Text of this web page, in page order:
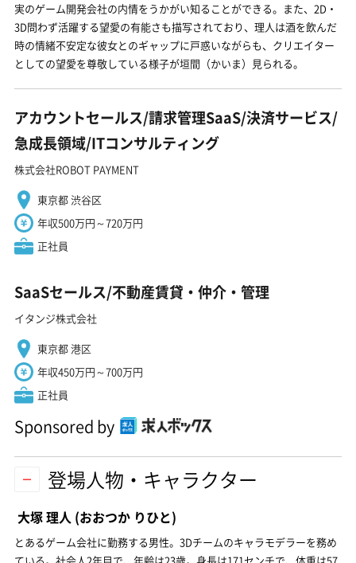
実のゲーム開発会社の内情をうかがい知ることができる。また、2D・
3D問わず活躍する望愛の有能さも描写されており、理人は酒を飲んだ
時の情緒不安定な彼女とのギャップに戸惑いながらも、クリエイター
としての望愛を尊敬している様子が垣間（かいま）見られる。
アカウントセールス/請求管理SaaS/決済サービス/
急成長領域/ITコンサルティング
株式会社ROBOT PAYMENT
東京都 渋谷区
年収500万円～720万円
正社員
SaaSセールス/不動産賃貸・仲介・管理
イタンジ株式会社
東京都 港区
年収450万円～700万円
正社員
Sponsored by
登場人物・キャラクター
大塚 理人 (おおつか りひと)
とあるゲーム会社に勤務する男性。3Dチームのキャラモデラーを務め
ている。社会人2年目で、年齢は23歳。身長は171センチで、体重は57